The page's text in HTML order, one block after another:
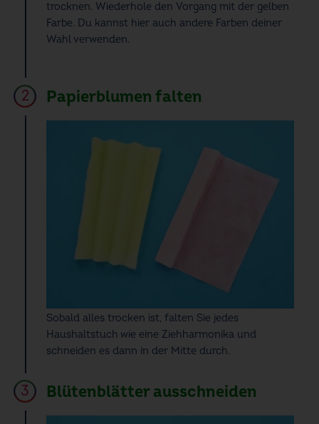
trocknen. Wiederhole den Vorgang mit der gelben
Farbe. Du kannst hier auch andere Farben deiner
Wahl verwenden.
Papierblumen falten
Sobald alles trocken ist, falten Sie jedes
Haushaltstuch wie eine Ziehharmonika und
schneiden es dann in der Mitte durch.
Blütenblätter ausschneiden